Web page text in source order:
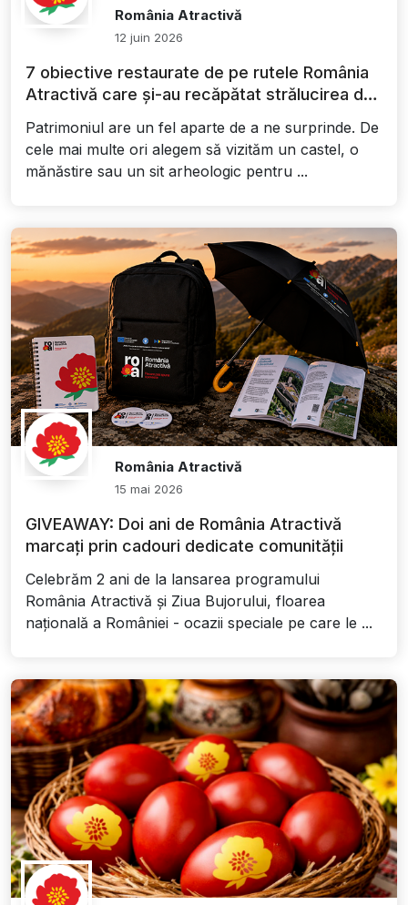
România Atractivă
12 juin 2026
7 obiective restaurate de pe rutele România
Atractivă care și-au recăpătat strălucirea de
Patrimoniul are un fel aparte de a ne surprinde. De
cele mai multe ori alegem să vizităm un castel, o
mănăstire sau un sit arheologic pentru ...
România Atractivă
15 mai 2026
GIVEAWAY: Doi ani de România Atractivă
marcați prin cadouri dedicate comunității
Celebrăm 2 ani de la lansarea programului
România Atractivă și Ziua Bujorului, floarea
națională a României - ocazii speciale pe care le ...